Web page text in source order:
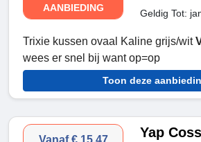
AANBIEDING Geldig Tot:
Trixie kussen ovaal Kaline grijs/wit
wees er snel bij want op=op
Toon deze
Yap